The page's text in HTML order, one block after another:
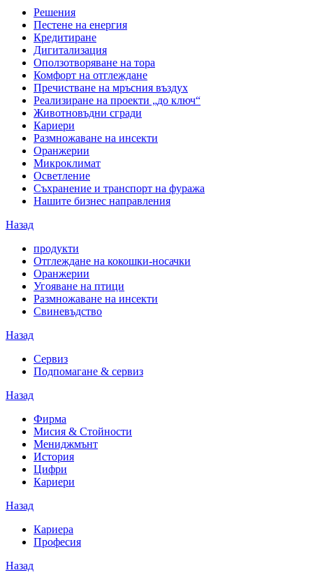
Решения
Пестене на енергия
Кредитиране
Дигитализация
Оползотворяване на тора
Комфорт на отглеждане
Пречистване на мръсния въздух
Реализиране на проекти „до ключ“
Животновъдни сгради
Кариери
Размножаване на инсекти
Оранжерии
Микроклимат
Осветление
Съхранение и транспорт на фуража
Нашите бизнес направления
Назад
продукти
Отглеждане на кокошки-носачки
Оранжерии
Угояване на птици
Размножаване на инсекти
Свиневъдство
Назад
Сервиз
Подпомагане & сервиз
Назад
Фирма
Мисия & Стойности
Мениджмънт
История
Цифри
Кариери
Назад
Кариера
Професия
Назад